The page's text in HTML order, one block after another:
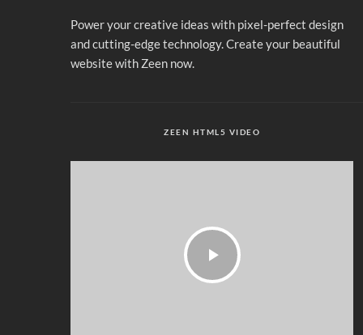
Power your creative ideas with pixel-perfect design
and cutting-edge technology. Create your beautiful
website with Zeen now.
ZEEN HTML5 VIDEO